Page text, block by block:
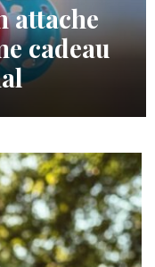
attache
cadeau